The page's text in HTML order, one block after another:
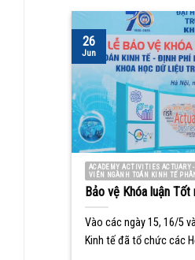
ACADEMY ACTIVITIES ACTUARY
VIÊN NGÀNH TOÁN KINH TẾ
Bảo vệ Khóa luận
Vào các ngày 15, 16/5
Kinh tế đã tổ chức các
26
Jun